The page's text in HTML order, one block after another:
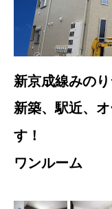
新京成線みの
新築、駅近、
す！
ワンルーム